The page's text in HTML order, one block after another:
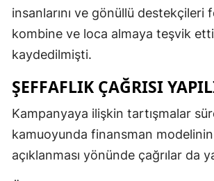
insanlarını ve gönüllü destekçileri
kombine ve loca almaya teşvik
kaydedilmişti.
ŞEFFAFLIK ÇAĞRISI
Kampanyaya ilişkin tartışmalar
kamuoyunda finansman modelinin
açıklanması yönünde çağrılar da